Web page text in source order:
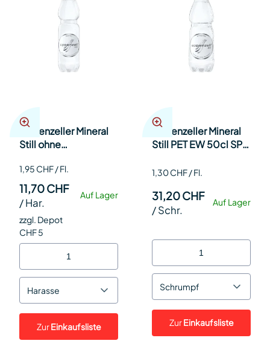
Appenzeller Mineral
Still ohne
150cl Har 6
1,95 CHF / Fl.
Auf Lager
11,70 CHF
/Har.
zzgl. Depot
CHF 5
Harasse
ZurEinkaufsliste
Appenzeller Mineral
Still PET EW 50cl SP
1,30 CHF / Fl.
Auf Lager
31,20 CHF
/Schr.
Schrumpf
ZurEinkaufsliste